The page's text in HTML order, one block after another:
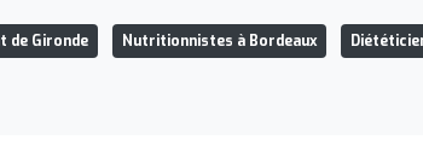
de Gironde Nutritionnistes à Bordeaux